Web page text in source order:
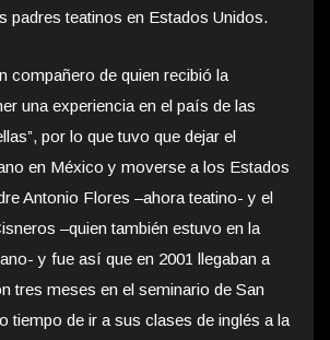
padres teatinos en Estados Unidos.
compañero de quien recibió la
una experiencia en el país de las
por lo que tuvo que dejar el
en México y moverse a los Estados
Antonio Flores –ahora teatino- y el
–quien también estuvo en la
y fue así que en 2001 llegaban a
tres meses en el seminario de San
tiempo de ir a sus clases de inglés a la